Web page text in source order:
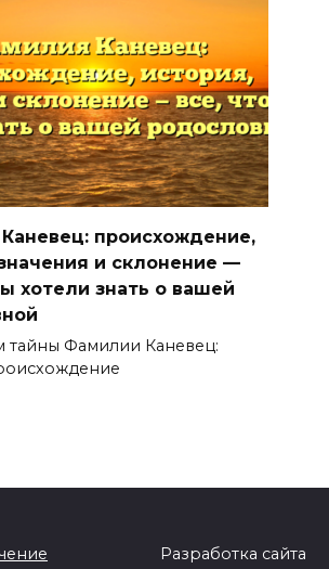
происхождение,
и склонение —
хотели знать о вашей
тайны Фамилии Каневец:
Разработка сайта